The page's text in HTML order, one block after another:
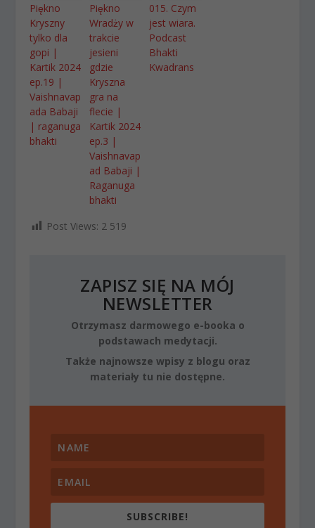
Piękno
Kryszny
tylko dla
gopi |
Kartik 2024
ep.19 |
Vaishnavap
ada Babaji
| raganuga
bhakti
Piękno
Wradży w
trakcie
jesieni
gdzie
Kryszna
gra na
flecie |
Kartik 2024
ep.3 |
Vaishnavap
ad Babaji |
Raganuga
bhakti
015. Czym
jest wiara.
Podcast
Bhakti
Kwadrans
Post Views: 2 519
ZAPISZ SIĘ NA MÓJ
NEWSLETTER
Otrzymasz darmowego e-booka o
podstawach medytacji.
Także najnowsze wpisy z blogu oraz
materiały tu nie dostępne.
SUBSCRIBE!